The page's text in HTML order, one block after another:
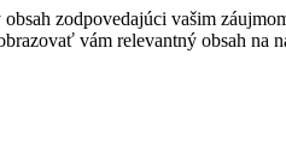
zodpovedajúci vašim
vám relevantný obsah na